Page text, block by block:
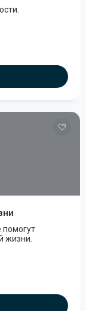
помогут
жизни.